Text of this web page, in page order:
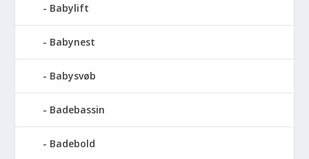
Babylift
Babynest
Babysvøb
Badebassin
Badebold